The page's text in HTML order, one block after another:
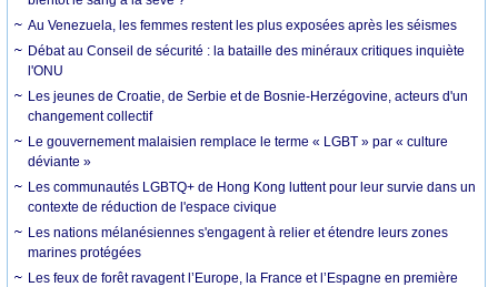
Au Venezuela, les femmes restent les plus exposées après les séismes
Débat au Conseil de sécurité : la bataille des minéraux critiques inquiète
l'ONU
Les jeunes de Croatie, de Serbie et de Bosnie-Herzégovine, acteurs d'un
changement collectif
Le gouvernement malaisien remplace le terme « LGBT » par « culture
déviante »
Les communautés LGBTQ+ de Hong Kong luttent pour leur survie dans un
contexte de réduction de l'espace civique
Les nations mélanésiennes s'engagent à relier et étendre leurs zones
marines protégées
Les feux de forêt ravagent l’Europe, la France et l’Espagne en première